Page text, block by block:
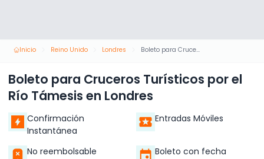
Inicio Reino Unido Londres Boleto para Cruceros Turísticos por el Río Támesis en Londres
Boleto para Cruceros Turísticos por el
Río Támesis en Londres
Confirmación
Instantánea
Entradas Móviles
No reembolsable Boleto con fecha